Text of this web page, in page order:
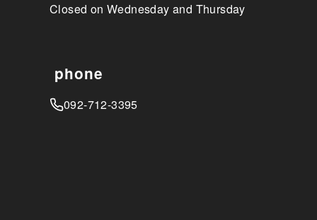
Closed on Wednesday and Thursday
phone
092-712-3395